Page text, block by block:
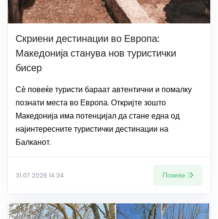
Скриени дестинации во Европа:
Македонија станува нов туристички
бисер
Сѐ повеќе туристи бараат автентични и помалку
познати места во Европа. Откријте зошто
Македонија има потенцијал да стане една од
најинтересните туристички дестинации на
Балканот.
31.07.2026 14:34 Повеќе